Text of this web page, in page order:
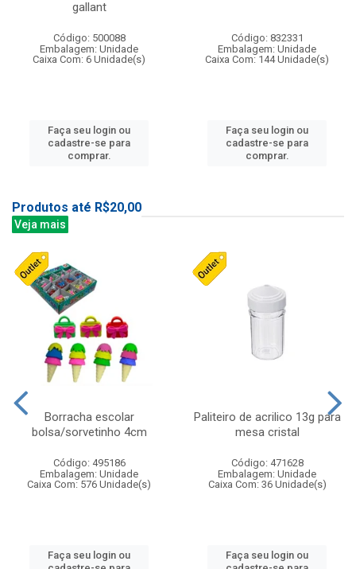
gallant
Código: 500088
Embalagem: Unidade
Caixa Com: 6 Unidade(s)
Faça seu login ou
cadastre-se para
comprar.
Código: 832331
Embalagem: Unidade
Caixa Com: 144 Unidade(s)
Faça seu login ou
cadastre-se para
comprar.
Produtos até R$20,00
Veja mais
Borracha escolar
bolsa/sorvetinho 4cm
Código: 495186
Embalagem: Unidade
Caixa Com: 576 Unidade(s)
Faça seu login ou
Paliteiro de acrilico 13g para
mesa cristal
Código: 471628
Embalagem: Unidade
Caixa Com: 36 Unidade(s)
Faça seu login ou